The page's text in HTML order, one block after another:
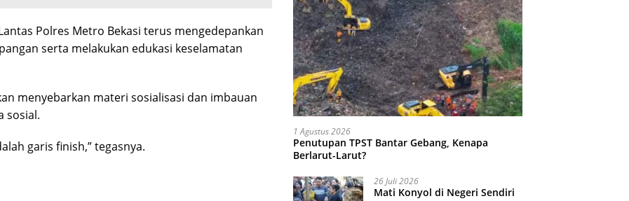
Polres Metro Bekasi terus mengedepankan
serta melakukan edukasi keselamatan
menyebarkan materi sosialisasi dan imbauan
sosial.
garis finish,” tegasnya.
1 Agustus 2026
Penutupan TPST Bantar Gebang, Kenapa
Berlarut-Larut?
26 Juli 2026
Mati Konyol di Negeri Sendiri